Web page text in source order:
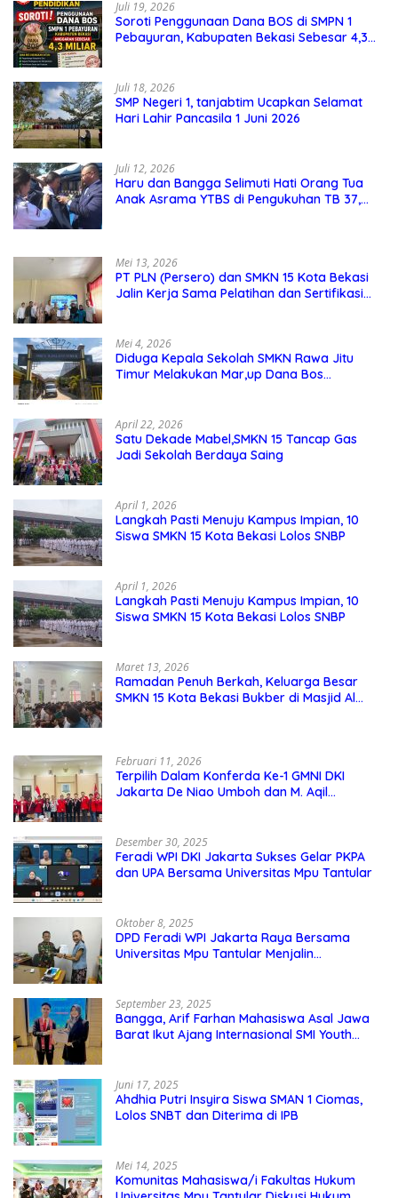
Juli 19, 2026
Soroti Penggunaan Dana BOS di SMPN 1
Pebayuran, Kabupaten Bekasi Sebesar 4,3
Juli 18, 2026
SMP Negeri 1, tanjabtim Ucapkan Selamat
Hari Lahir Pancasila 1 Juni 2026
Juli 12, 2026
Haru dan Bangga Selimuti Hati Orang Tua
Anak Asrama YTBS di Pengukuhan TB 37,
Mei 13, 2026
PT PLN (Persero) dan SMKN 15 Kota Bekasi
Jalin Kerja Sama Pelatihan dan Sertifikasi
Mei 4, 2026
Diduga Kepala Sekolah SMKN Rawa Jitu
Timur Melakukan Mar,up Dana Bos
April 22, 2026
Satu Dekade Mabel,SMKN 15 Tancap Gas
Jadi Sekolah Berdaya Saing
April 1, 2026
Langkah Pasti Menuju Kampus Impian, 10
Siswa SMKN 15 Kota Bekasi Lolos SNBP
April 1, 2026
Langkah Pasti Menuju Kampus Impian, 10
Siswa SMKN 15 Kota Bekasi Lolos SNBP
Maret 13, 2026
Ramadan Penuh Berkah, Keluarga Besar
SMKN 15 Kota Bekasi Bukber di Masjid Al
Februari 11, 2026
Terpilih Dalam Konferda Ke-1 GMNI DKI
Jakarta De Niao Umboh dan M. Aqil
Desember 30, 2025
Feradi WPI DKI Jakarta Sukses Gelar PKPA
dan UPA Bersama Universitas Mpu Tantular
Oktober 8, 2025
DPD Feradi WPI Jakarta Raya Bersama
Universitas Mpu Tantular Menjalin
September 23, 2025
Bangga, Arif Farhan Mahasiswa Asal Jawa
Barat Ikut Ajang Internasional SMI Youth
Juni 17, 2025
Ahdhia Putri Insyira Siswa SMAN 1 Ciomas,
Lolos SNBT dan Diterima di IPB
Mei 14, 2025
Komunitas Mahasiswa/i Fakultas Hukum